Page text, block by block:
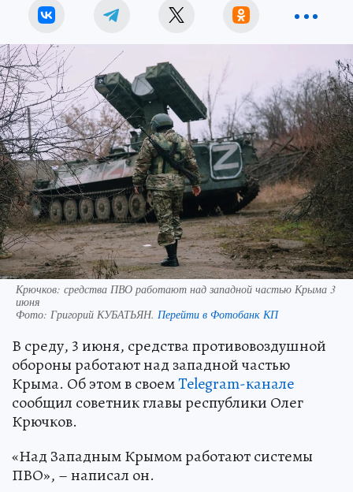
Крючков: средства ПВО работают над западной частью Крыма 3
июня
Фото: Григорий КУБАТЬЯН. Перейти в Фотобанк КП
В среду, 3 июня, средства противовоздушной
обороны работают над западной частью
Крыма. Об этом в своемTelegram-канале
сообщил советник главы республики Олег
Крючков.
«Над Западным Крымом работают системы
ПВО», – написал он.